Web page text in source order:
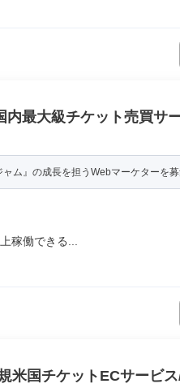
最大級チケット売買サ
ム』の成長を担うWebマーケターを募
稼働できる...
米国チケットECサービ